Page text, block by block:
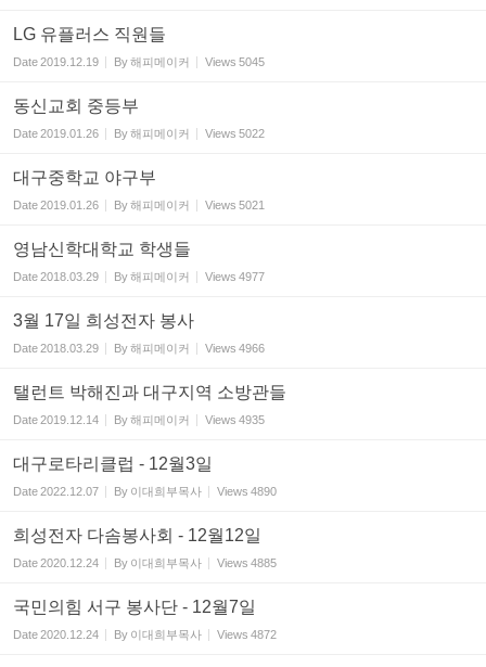
LG 유플러스 직원들
Date2019.12.19 By해피메이커 Views 5045
동신교회 중등부
Date2019.01.26 By해피메이커 Views 5022
대구중학교 야구부
Date2019.01.26 By해피메이커 Views 5021
영남신학대학교 학생들
Date2018.03.29 By해피메이커 Views 4977
3월 17일 희성전자 봉사
Date2018.03.29 By해피메이커 Views 4966
탤런트 박해진과 대구지역 소방관들
Date2019.12.14 By해피메이커 Views 4935
대구로타리클럽 - 12월3일
Date2022.12.07 By 이대희부목사 Views 4890
희성전자 다솜봉사회 - 12월12일
Date2020.12.24 By 이대희부목사 Views 4885
국민의힘 서구 봉사단 - 12월7일
Date2020.12.24 By 이대희부목사 Views 4872